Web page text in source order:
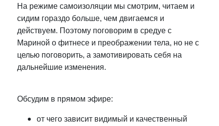
На режиме самоизоляции мы смотрим, читаем и
сидим гораздо больше, чем двигаемся и
действуем. Поэтому поговорим в средуе с
Мариной о фитнесе и преображении тела, но не с
целью поговорить, а замотивировать себя на
дальнейшие изменения.
Обсудим в прямом эфире:
от чего зависит видимый и качественный